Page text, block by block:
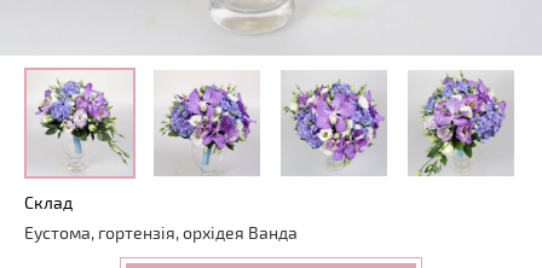
Склад
Еустома, гортензія,орхідея Ванда